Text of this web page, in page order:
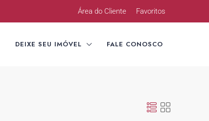
Área do Cliente Favoritos
DEIXE SEU IMÓVEL FALE CONOSCO